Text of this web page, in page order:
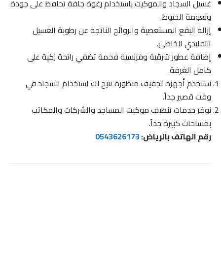
غسيل السجاد والموكيت باستخدام رغوة جافة تحافظ على جودة
ونعومة الخيوط.
إزالة البقع المستعصية والروائح الناتجة عن رطوبة الغسيل
التقليدي الخاطئ.
إضافة عطور شرقية وفرنسية فخمة تضفي رائحة زكية على
كامل الغرفة.
نستخدم أجهزة تجفيف متطورة تتيح لك استخدام السجاد في
وقت قصير جداً.
نوفر خدمات تنظيف موكيت المساجد والشركات والمكاتب
بمساحات كبيرة جداً.
رقم الهاتف بالرياض:0543626173